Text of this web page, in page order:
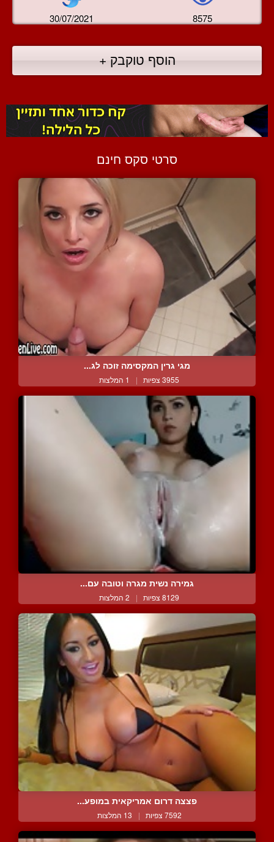
30/07/2021 8575
הוסף טוקבק +
סרטי סקס חינם
מגי גרין המקסימה זוכה לג...
3955 צפיות | 1 המלצות
גמירה נשית מגרה וטובה עם...
8129 צפיות | 2 המלצות
פצצה דרום אמריקאית במופע...
7592 צפיות | 13 המלצות